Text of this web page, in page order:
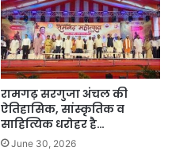
रामगढ़ सरगुजा अंचल की
ऐतिहासिक, सांस्कृतिक व
साहित्यिक धरोहर है…
June 30, 2026